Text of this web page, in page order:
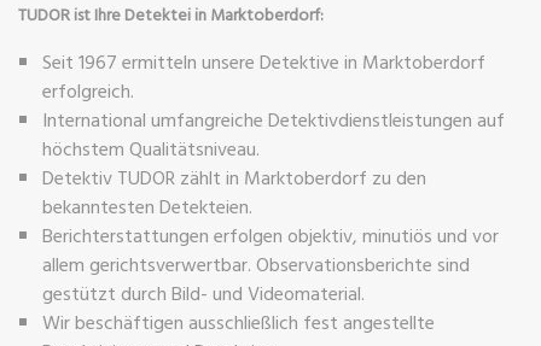
TUDOR ist Ihre Detektei in Marktoberdorf:
Seit 1967 ermitteln unsere Detektive in Marktoberdorf
erfolgreich.
International umfangreiche Detektivdienstleistungen auf
höchstem Qualitätsniveau.
Detektiv TUDOR zählt in Marktoberdorf zu den
bekanntesten Detekteien.
Berichterstattungen erfolgen objektiv, minutiös und vor
allem gerichtsverwertbar. Observationsberichte sind
gestützt durch Bild- und Videomaterial.
Wir beschäftigen ausschließlich fest angestellte